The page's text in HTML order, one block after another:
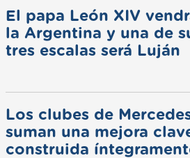
El papa León XIV
la Argentina y una de
tres escalas será Luján
Los clubes de
suman una mejora
construida